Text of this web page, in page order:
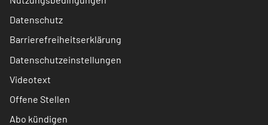
Datenschutz
Barrierefreiheitserklärung
Datenschutzeinstellungen
Videotext
Offene Stellen
Abo kündigen